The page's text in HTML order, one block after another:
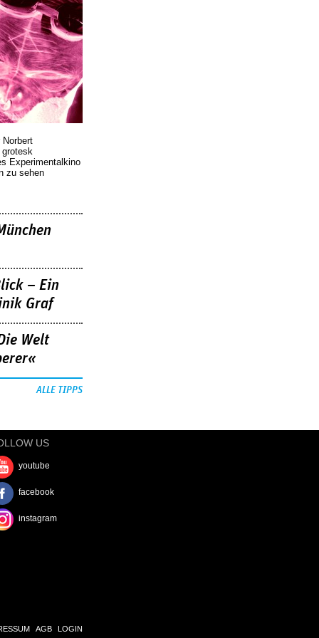
Experimentalkino
zu sehen
– Ein
Graf
Welt
ALLE TIPPS
US
youtube
facebook
instagram
AGB LOGIN